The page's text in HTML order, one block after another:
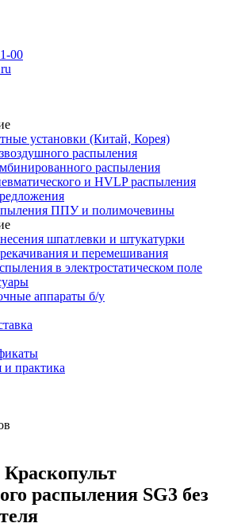
00
установки (Китай, Корея)
распыления
распыления
и HVLP распыления
ППУ и полимочевины
шпатлевки и штукатурки
и перемешивания
в электростатическом поле
аппараты б/у
и практика
Краскопульт
распыления SG3 без